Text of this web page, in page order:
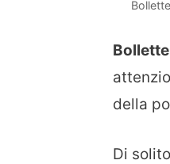
della
Di